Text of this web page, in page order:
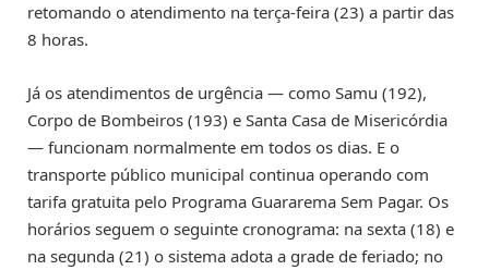
retomando o atendimento na terça-feira (23) a partir das
8 horas.
Já os atendimentos de urgência — como Samu (192),
Corpo de Bombeiros (193) e Santa Casa de Misericórdia
— funcionam normalmente em todos os dias. E o
transporte público municipal continua operando com
tarifa gratuita pelo Programa Guararema Sem Pagar. Os
horários seguem o seguinte cronograma: na sexta (18) e
na segunda (21) o sistema adota a grade de feriado; no